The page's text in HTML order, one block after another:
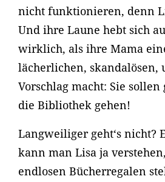
nicht funktionieren, denn
Und ihre Laune hebt sich
wirklich, als ihre Mama
lächerlichen, skandalösen,
Vorschlag macht: Sie
die Bibliothek gehen!
Langweiliger geht‘s nicht?
kann man Lisa ja
endlosen Bücherregalen